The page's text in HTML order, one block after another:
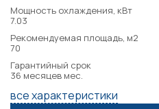
Мощность охлаждения, кВт
7.03
Рекомендуемая площадь, м2
70
Гарантийный срок
36 месяцев мес.
все характеристики